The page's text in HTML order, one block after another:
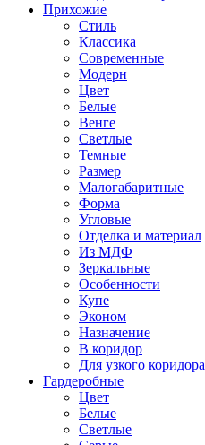
Прихожие
Стиль
Классика
Современные
Модерн
Цвет
Белые
Венге
Светлые
Темные
Размер
Малогабаритные
Форма
Угловые
Отделка и материал
Из МДФ
Зеркальные
Особенности
Купе
Эконом
Назначение
В коридор
Для узкого коридора
Гардеробные
Цвет
Белые
Светлые